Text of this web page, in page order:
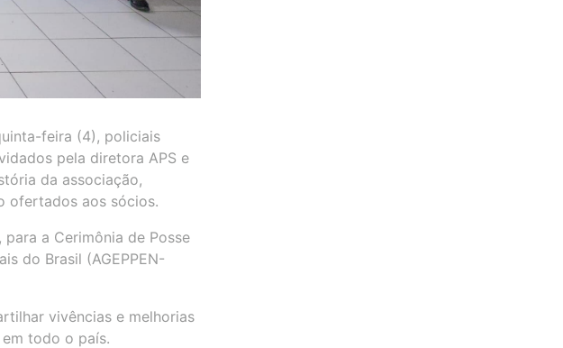
feira (4), policiais
pela diretora APS e
da associação,
ofertados aos sócios.
a Cerimônia de Posse
do Brasil (AGEPPEN-
vivências e melhorias
todo o país.